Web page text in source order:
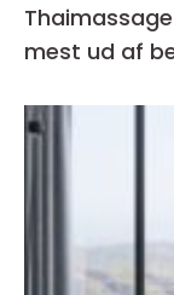
Thaimassage
mest ud af